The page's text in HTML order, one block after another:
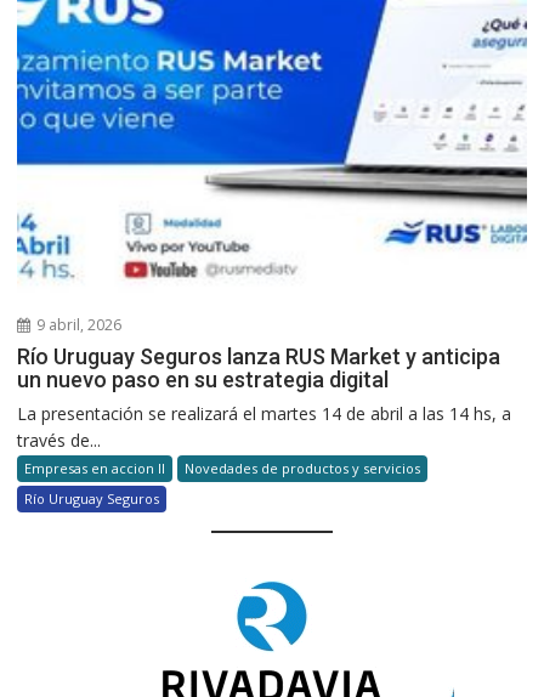
9 abril, 2026
Río Uruguay Seguros lanza RUS Market y anticipa
un nuevo paso en su estrategia digital
La presentación se realizará el martes 14 de abril a las 14 hs, a
través de...
Empresas en accion II
Novedades de productos y servicios
Río Uruguay Seguros